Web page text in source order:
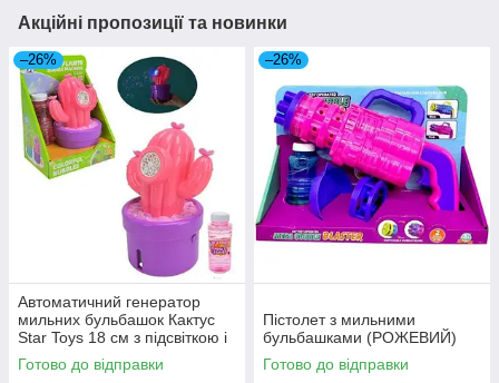
Акційні пропозиції та новинки
–26%
Автоматичний генератор
мильних бульбашок Кактус
Star Toys 18 см з підсвіткою і
мильним розчином рожевий
MIC (P82328A)
Готово до відправки
–26%
Пістолет з мильними
бульбашками (РОЖЕВИЙ)
Готово до відправки